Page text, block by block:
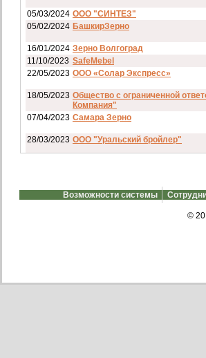
05/03/2024 ООО "СИНТЕЗ"
05/02/2024 БашкирЗерно
16/01/2024 Зерно Волгоград
11/10/2023 SafeMebel
22/05/2023 ООО «Солар Экспресс»
18/05/2023 Общество с ограниченной
Компания"
07/04/2023 Самара Зерно
28/03/2023 ООО "Уральский бройлер"
20/02/2023 GREENKO
Возможности системы
©